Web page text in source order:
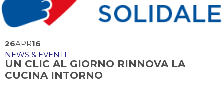
26APR16
NEWS & EVENTI
UN CLIC AL GIORNO RINNOVA LA
CUCINA INTORNO